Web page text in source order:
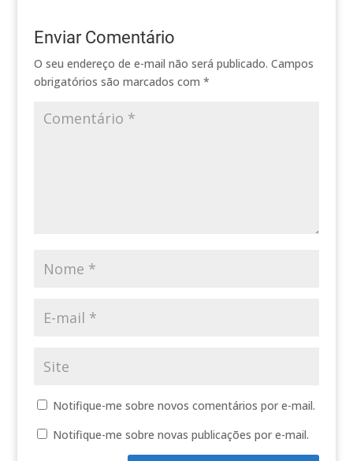
Enviar Comentário
O seu endereço de e-mail não será publicado. Campos
obrigatórios são marcados com *
Notifique-me sobre novos comentários por e-mail.
Notifique-me sobre novas publicações por e-mail.